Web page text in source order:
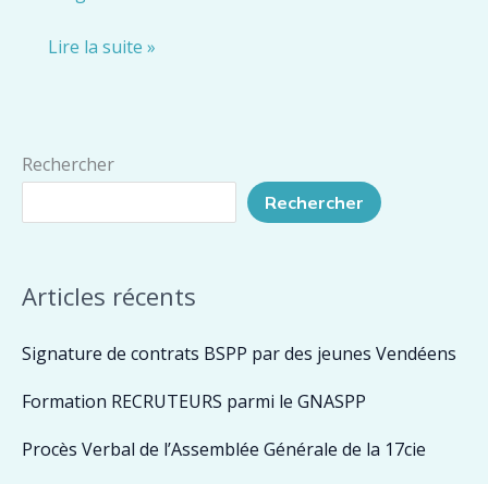
Assemblée
anciens
Paris
la
MANCHE
Lire la suite »
Rechercher
Rechercher
Articles récents
Signature de contrats BSPP par des jeunes Vendéens
Formation RECRUTEURS parmi le GNASPP
Procès Verbal de l’Assemblée Générale de la 17cie